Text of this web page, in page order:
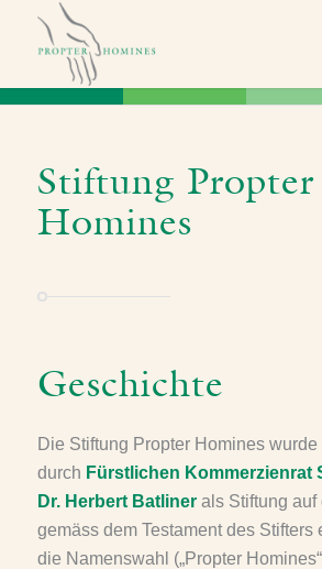
Stiftung Propter
Homines
Geschichte
Die Stiftung Propter Homines
durch Fürstlichen Kommerzienrat
Dr. Herbert Batlinerals Stiftung auf
gemäss dem Testament des Stifters
die Namenswahl („Propter